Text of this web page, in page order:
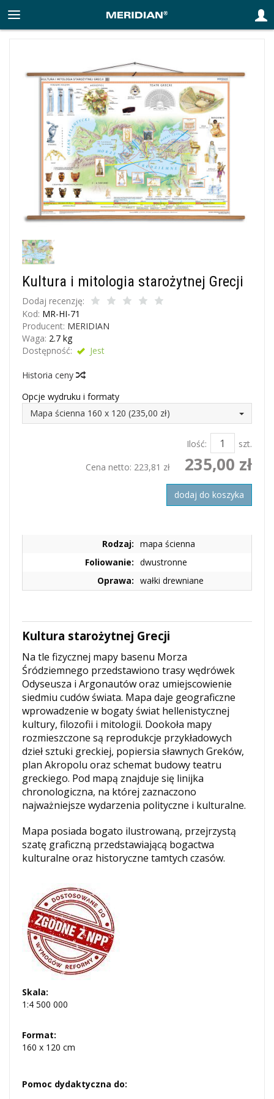
Kultura i mitologia starożytnej Grecji
Dodaj recenzję:
Kod: MR-HI-71
Producent: MERIDIAN
Waga: 2.7 kg
Dostępność:
Jest
Historia ceny
Opcje wydruku i formaty
Mapa ścienna 160 x 120 (235,00 zł)
Ilość:
szt.
Cena netto: 223,81 zł 235,00 zł
dodaj do koszyka
Rodzaj: mapa ścienna
Foliowanie: dwustronne
Oprawa: wałki drewniane
Kultura starożytnej Grecji
Na tle fizycznej mapy basenu Morza
Śródziemnego przedstawiono trasy wędrówek
Odyseusza i Argonautów oraz umiejscowienie
siedmiu cudów świata. Mapa daje geograficzne
wprowadzenie w bogaty świat hellenistycznej
kultury, filozofii i mitologii. Dookoła mapy
rozmieszczone są reprodukcje przykładowych
dzieł sztuki greckiej, popiersia sławnych Greków,
plan Akropolu oraz schemat budowy teatru
greckiego. Pod mapą znajduje się linijka
chronologiczna, na której zaznaczono
najważniejsze wydarzenia polityczne i kulturalne.
Mapa posiada bogato ilustrowaną, przejrzystą
szatę graficzną przedstawiającą bogactwa
kulturalne oraz historyczne tamtych czasów.
Skala:
1:4 500 000
Format:
160 x 120 cm
Pomoc dydaktyczna do: